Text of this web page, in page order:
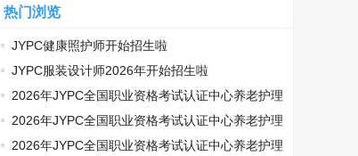
热门浏览
JYPC健康照护师开始招生啦
JYPC服装设计师2026年开始招生啦
2026年JYPC全国职业资格考试认证中心养老护理
师开始报名啦
2026年JYPC全国职业资格考试认证中心养老护理
师开始报名啦
2026年JYPC全国职业资格考试认证中心养老护理